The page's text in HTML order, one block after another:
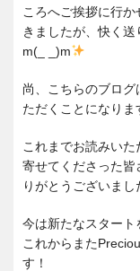
ころへご挨拶に行
きましたが、快く
m(_ _)m
尚、こちらのブロ
ただくことになりま
これまでお読みい
寄せてくださった
りがとうございまし
今は新たなスタート
これからまた
す！